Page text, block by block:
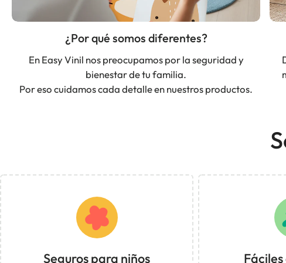
¿Por qué somos diferentes?
En Easy Vinil nos preocupamos por la seguridad y
bienestar de tu familia.
Por eso cuidamos cada detalle en nuestros productos.
Seguros para niños